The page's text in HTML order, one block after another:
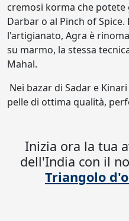
cremosi korma che
Darbar o al Pinch of
l'artigianato, Agra è
su marmo, la stessa
Mahal.
Nei bazar di Sadar e
pelle di ottima qualità,
Inizia ora la tua
dell'India con il
Triangolo